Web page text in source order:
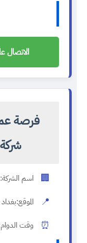
الاتصال على
فرصة
🏢 اسم الشركة:
📍 الموقع:
⏰ وقت